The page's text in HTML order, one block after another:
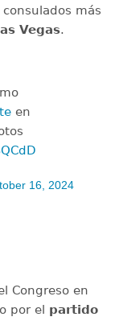
más
Vegas.
en
16, 2024
Congreso en
por el partido